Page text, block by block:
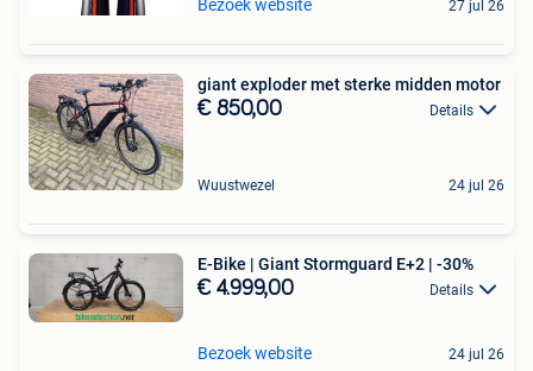
Bezoek website 27 jul 26
giant exploder met sterke midden motor
€ 850,00 Details
Wuustwezel 24 jul 26
E-Bike | Giant Stormguard E+2 | -30%
€ 4.999,00 Details
Bezoek website 24 jul 26